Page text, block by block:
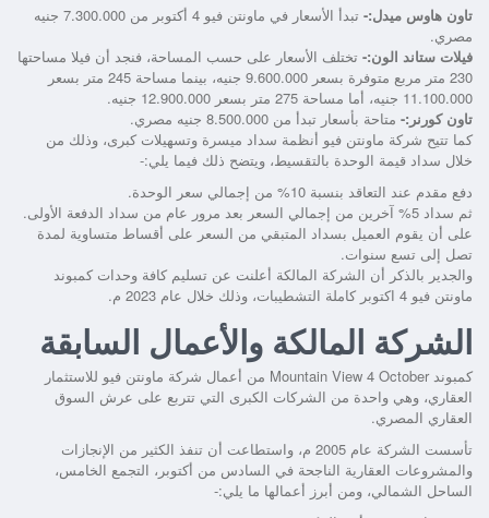
تاون هاوس ميدل:-
تبدأ الأسعار في ماونتن فيو 4 أكتوبر من 7.300.000 جنيه
مصري.
فيلات ستاند الون:- تختلف الأسعار على حسب المساحة، فنجد أن فيلا مساحتها
230 متر مربع متوفرة بسعر 9.600.000 جنيه، بينما مساحة 245 متر بسعر
11.100.000 جنيه، أما مساحة 275 متر بسعر 12.900.000 جنيه.
تاون كورنر:- متاحة بأسعار تبدأ من 8.500.000 جنيه مصري.
كما تتيح شركة ماونتن فيو أنظمة سداد ميسرة وتسهيلات كبرى، وذلك من
خلال سداد قيمة الوحدة بالتقسيط، ويتضح ذلك فيما يلي:-
دفع مقدم عند التعاقد بنسبة 10% من إجمالي سعر الوحدة.
ثم سداد 5% آخرين من إجمالي السعر بعد مرور عام من سداد الدفعة الأولى.
على أن يقوم العميل بسداد المتبقي من السعر على أقساط متساوية لمدة
تصل إلى تسع سنوات.
والجدير بالذكر أن الشركة المالكة أعلنت عن تسليم كافة وحدات كمبوند
ماونتن فيو 4 اكتوبر كاملة التشطيبات، وذلك خلال عام 2023 م.
الشركة المالكة والأعمال السابقة
كمبوند Mountain View 4 October من أعمال شركة ماونتن فيو للاستثمار
العقاري، وهي واحدة من الشركات الكبرى التي تتربع على عرش السوق
العقاري المصري.
تأسست الشركة عام 2005 م، واستطاعت أن تنفذ الكثير من الإنجازات
والمشروعات العقارية الناجحة في السادس من أكتوبر، التجمع الخامس،
الساحل الشمالي، ومن أبرز أعمالها ما يلي:-